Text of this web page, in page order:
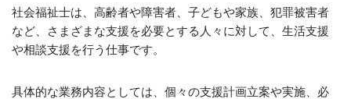
社会福祉士は、高齢者や障害者、子どもや家族、犯罪被害者
など、さまざまな支援を必要とする人々に対して、生活支援
や相談支援を行う仕事です。
具体的な業務内容としては、個々の支援計画立案や実施、必